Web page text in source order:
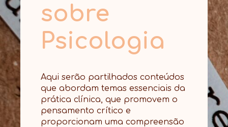
sobre
Psicologia
Aqui serão partilhados conteúdos
que abordam temas essenciais da
prática clínica, que promovem o
pensamento crítico e
proporcionam uma compreensão